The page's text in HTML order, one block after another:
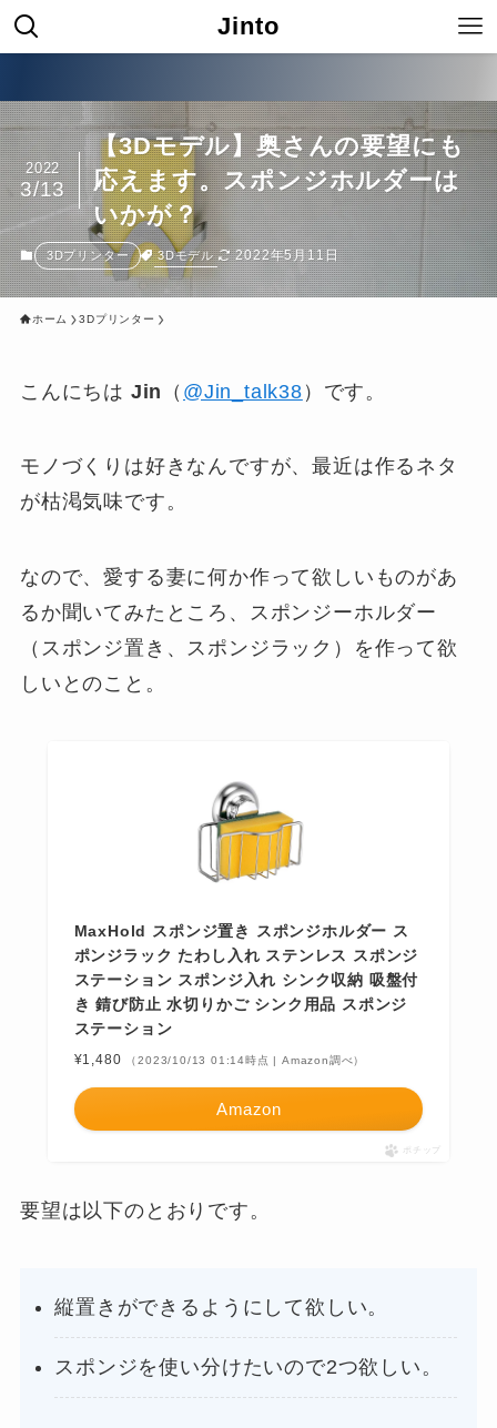
Jinto
【3Dモデル】奥さんの要望にも
応えます。スポンジホルダーは
いかが？
2022
3/13
3Dプリンター 3Dモデル 2022年5月11日
ホーム 3Dプリンター
こんにちは Jin （ @Jin_talk38 ）です。
モノづくりは好きなんですが、最近は作るネタ
が枯渇気味です。
なので、愛する妻に何か作って欲しいものがあ
るか聞いてみたところ、スポンジーホルダー
（スポンジ置き、スポンジラック）を作って欲
しいとのこと。
MaxHold スポンジ置き スポンジホルダー ス
ポンジラック たわし入れ ステンレス スポンジ
ステーション スポンジ入れ シンク収納 吸盤付
き 錆び防止 水切りかご シンク用品 スポンジ
ステーション
¥1,480 （2023/10/13 01:14時点 | Amazon調べ）
Amazon
ポチップ
要望は以下のとおりです。
縦置きができるようにして欲しい。
スポンジを使い分けたいので2つ欲しい。